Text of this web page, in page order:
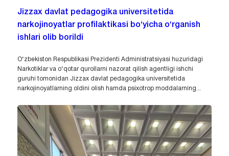
Jizzax davlat pedagogika universitetida
narkojinoyatlar profilaktikasi bo‘yicha o‘rganish
ishlari olib borildi
O‘zbekiston Respublikasi Prezidenti Administratsiyasi huzuridagi
Narkotiklar va o‘qotar qurollarni nazorat qilish agentligi ishchi
guruhi tomonidan Jizzax davlat pedagogika universitetida
narkojinoyatlarning oldini olish hamda psixotrop moddalarning...